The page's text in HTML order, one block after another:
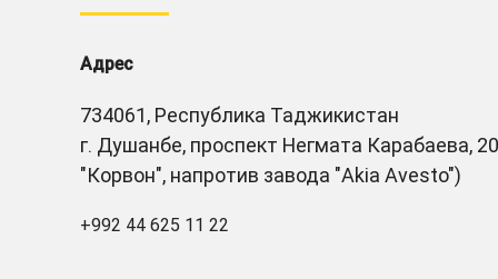
Адрес
734061, Республика Таджикистан
г. Душанбе, проспект Негмата Карабаева,
"Корвон", напротив завода "Akia Avesto")
+992 44 625 11 22